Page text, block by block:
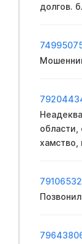
долгов.
области,
хамство,